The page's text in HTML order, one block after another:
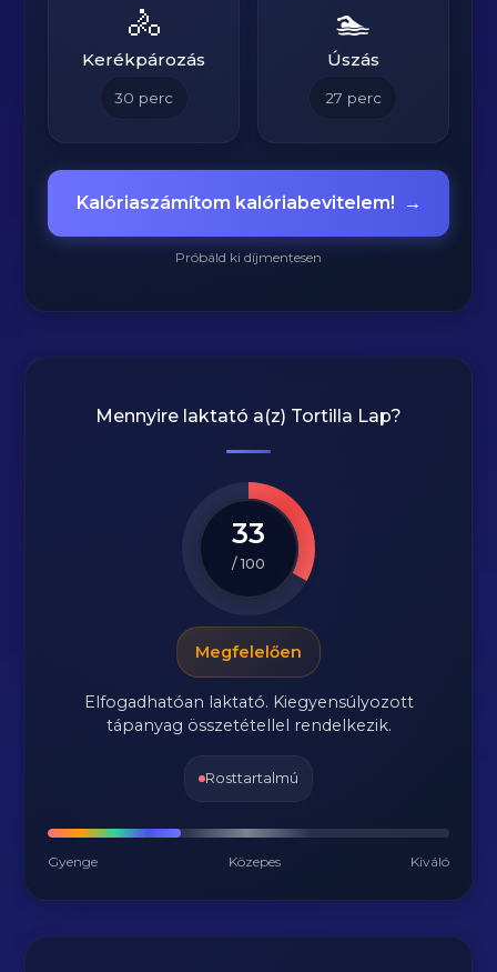
🚴
Kerékpározás
30 perc
🏊
Úszás
27 perc
Kalóriaszámítom kalóriabevitelem! →
Próbáld ki díjmentesen
Mennyire laktató a(z) Tortilla Lap?
33
/ 100
Megfelelően
Elfogadhatóan laktató. Kiegyensúlyozott
tápanyag összetétellel rendelkezik.
Rosttartalmú
Gyenge Közepes Kiváló